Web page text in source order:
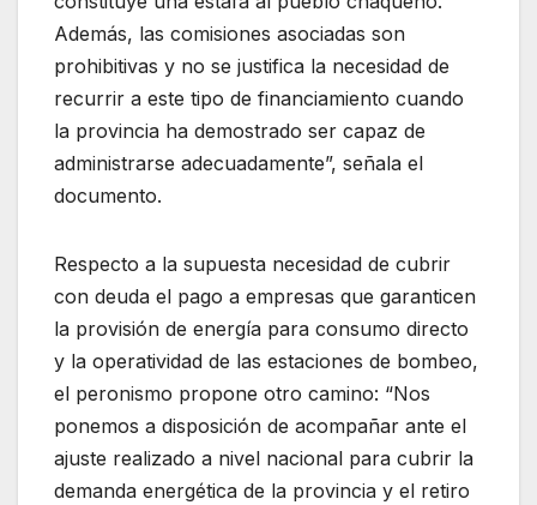
Además, las comisiones asociadas son
prohibitivas y no se justifica la necesidad de
recurrir a este tipo de financiamiento cuando
la provincia ha demostrado ser capaz de
administrarse adecuadamente”, señala el
documento.
Respecto a la supuesta necesidad de cubrir
con deuda el pago a empresas que garanticen
la provisión de energía para consumo directo
y la operatividad de las estaciones de bombeo,
el peronismo propone otro camino: “Nos
ponemos a disposición de acompañar ante el
ajuste realizado a nivel nacional para cubrir la
demanda energética de la provincia y el retiro